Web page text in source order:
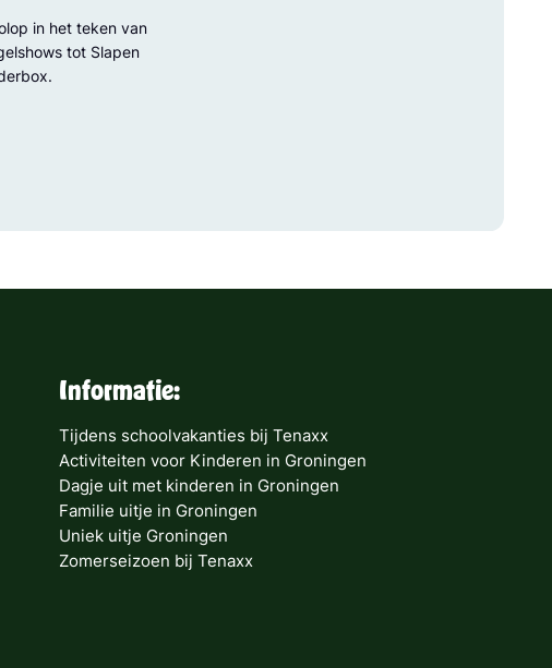
in het teken van
tot Slapen
Informatie:
Tijdens schoolvakanties bij Tenaxx
Activiteiten voor Kinderen in Groningen
Dagje uit met kinderen in Groningen
Familie uitje in Groningen
Uniek uitje Groningen
Zomerseizoen bij Tenaxx